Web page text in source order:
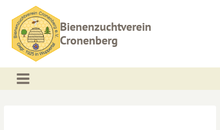
Inhalt
springen
Bienenzuchtverein
Cronenberg